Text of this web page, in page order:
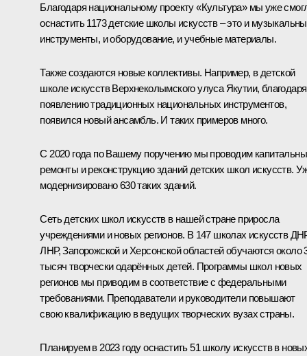
Благодаря национальному проекту «Культура» мы уже
оснастить 1173 детские школы искусств – это и
инструменты, и оборудование, и учебные материалы.
Также создаются новые коллективы. Например, в детской
школе искусств Верхнеколымского улуса Якутии, благодаря
появлению традиционных национальных инструментов,
появился новый ансамбль. И таких примеров много.
С 2020 года по Вашему поручению мы проводим
ремонты и реконструкцию зданий детских школ искусств.
модернизировано 630 таких зданий.
Сеть детских школ искусств в нашей стране приросла
учреждениями и новых регионов. В 147 школах искусств
ЛНР, Запорожской и Херсонской областей обучаются около
тысяч творчески одарённых детей. Программы школ новых
регионов мы приводим в соответствие с федеральными
требованиями. Преподаватели и руководители повышают
свою квалификацию в ведущих творческих вузах страны.
Планируем в 2023 году оснастить 51 школу искусств в